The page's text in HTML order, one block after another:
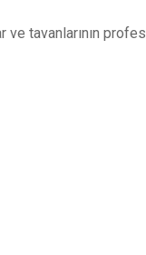
tavanlarının